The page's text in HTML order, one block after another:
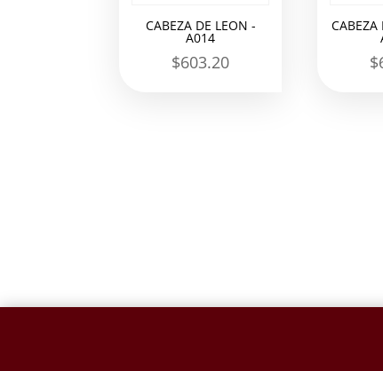
CABEZA DE LEON -
A014
$603.20
CABEZA
$